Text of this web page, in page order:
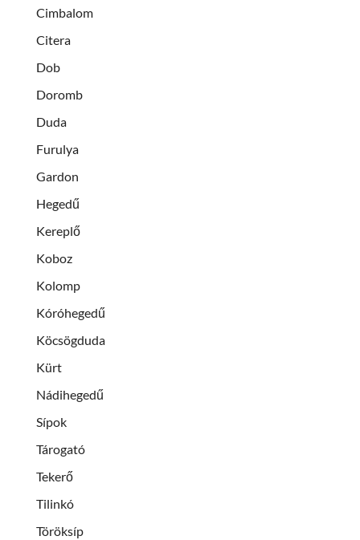
Cimbalom
Citera
Dob
Doromb
Duda
Furulya
Gardon
Hegedű
Kereplő
Koboz
Kolomp
Kóróhegedű
Köcsögduda
Kürt
Nádihegedű
Sípok
Tárogató
Tekerő
Tilinkó
Töröksíp